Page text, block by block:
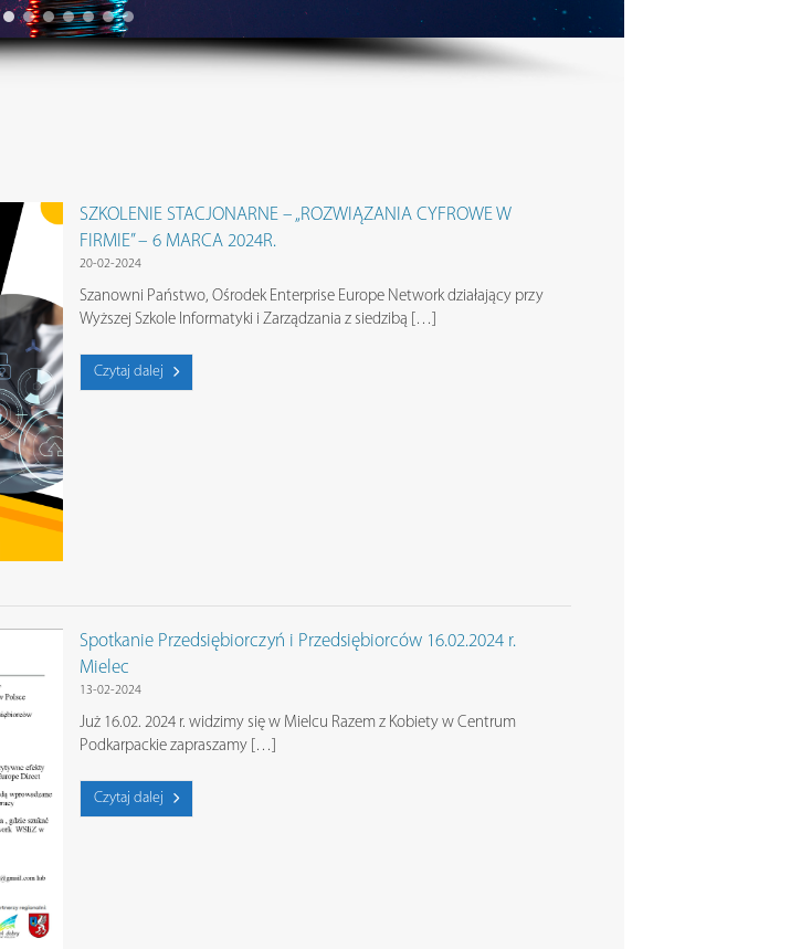
SZKOLENIE STACJONARNE – „ROZWIĄZANIA CYFROWE W
FIRMIE” – 6 MARCA 2024R.
20-02-2024
Szanowni Państwo, Ośrodek Enterprise Europe Network działający przy
Wyższej Szkole Informatyki i Zarządzania z siedzibą […]
Czytaj dalej
Spotkanie Przedsiębiorczyń i Przedsiębiorców 16.02.2024 r.
Mielec
13-02-2024
Już 16.02. 2024 r. widzimy się w Mielcu Razem z Kobiety w Centrum
Podkarpackie zapraszamy […]
Czytaj dalej